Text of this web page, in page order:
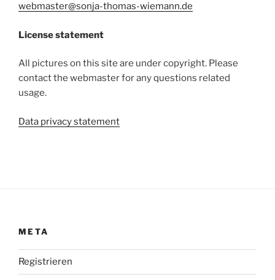
webmaster@sonja-thomas-wiemann.de
License statement
All pictures on this site are under copyright. Please
contact the webmaster for any questions related
usage.
Data privacy statement
META
Registrieren